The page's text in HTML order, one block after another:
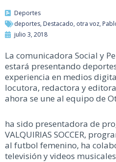
Deportes
deportes, Destacado, otra voz,
julio 3, 2018
La comunicadora Social y
estará presentando
experiencia en medios
locutora, redactora y
ahora se une al equipo de
ha sido presentadora de
VALQUIRIAS SOCCER,
al futbol femenino, ha
televisión y videos